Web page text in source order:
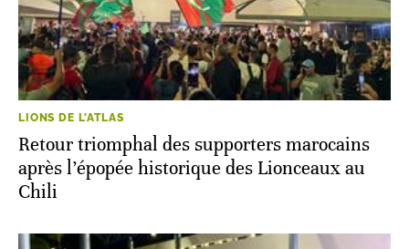
LIONS DE L'ATLAS
Retour triomphal des supporters marocains
après l’épopée historique des Lionceaux au
Chili